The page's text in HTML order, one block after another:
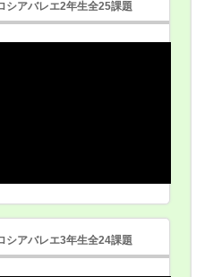
シアバレエ2年生全25課題
シアバレエ3年生全24課題